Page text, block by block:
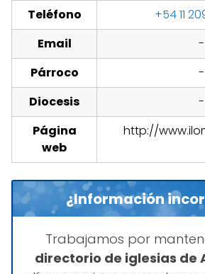
Teléfono
+54 11
Email
-
Párroco
-
Diocesis
-
Página
web
http://
¿Información
Trabajamos por
directorio de iglesias de